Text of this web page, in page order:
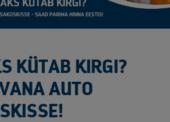
KÜTAB KIRGI?
AUTO